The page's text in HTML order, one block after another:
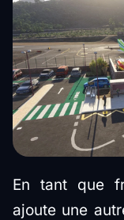
En tant que
ajoute une